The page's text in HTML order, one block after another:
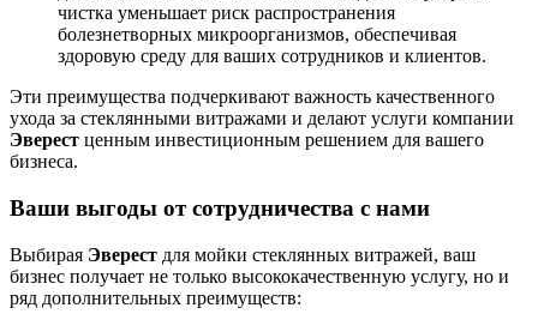
чистка уменьшает риск распространения
болезнетворных микроорганизмов, обеспечивая
здоровую среду для ваших сотрудников и клиентов.
Эти преимущества подчеркивают важность качественного
ухода за стеклянными витражами и делают услуги компании
Эверест ценным инвестиционным решением для вашего
бизнеса.
Ваши выгоды от сотрудничества с нами
Выбирая Эверест для мойки стеклянных витражей, ваш
бизнес получает не только высококачественную услугу, но и
ряд дополнительных преимуществ: